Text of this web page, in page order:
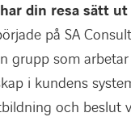
din resa sätt ut
på SA
grupp som
i kundens
och beslut